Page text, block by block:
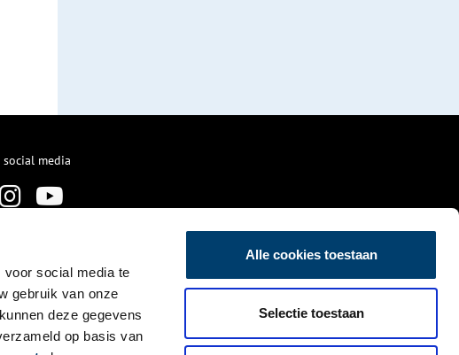
social media te
gebruik van onze
deze gegevens
op basis van
Alle cookies toestaan
Selectie toestaan
media